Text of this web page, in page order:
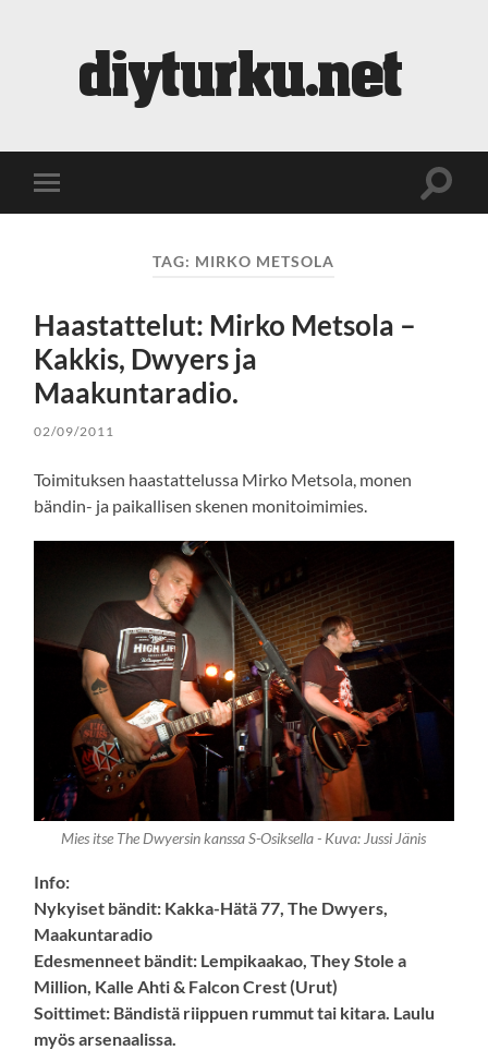
Toggle
mobile
Toggle
TAG: MIRKO METSOLA
Haastattelut: Mirko Metsola –
Kakkis, Dwyers ja
Maakuntaradio.
02/09/2011
Toimituksen haastattelussa Mirko Metsola, monen
bändin- ja paikallisen skenen monitoimimies.
Mies itse The Dwyersin kanssa S-Osiksella - Kuva: Jussi Jänis
Info:
Nykyiset bändit: Kakka-Hätä 77, The Dwyers,
Maakuntaradio
Edesmenneet bändit: Lempikaakao, They Stole a
Million, Kalle Ahti & Falcon Crest (Urut)
Soittimet: Bändistä riippuen rummut tai kitara. Laulu
myös arsenaalissa.